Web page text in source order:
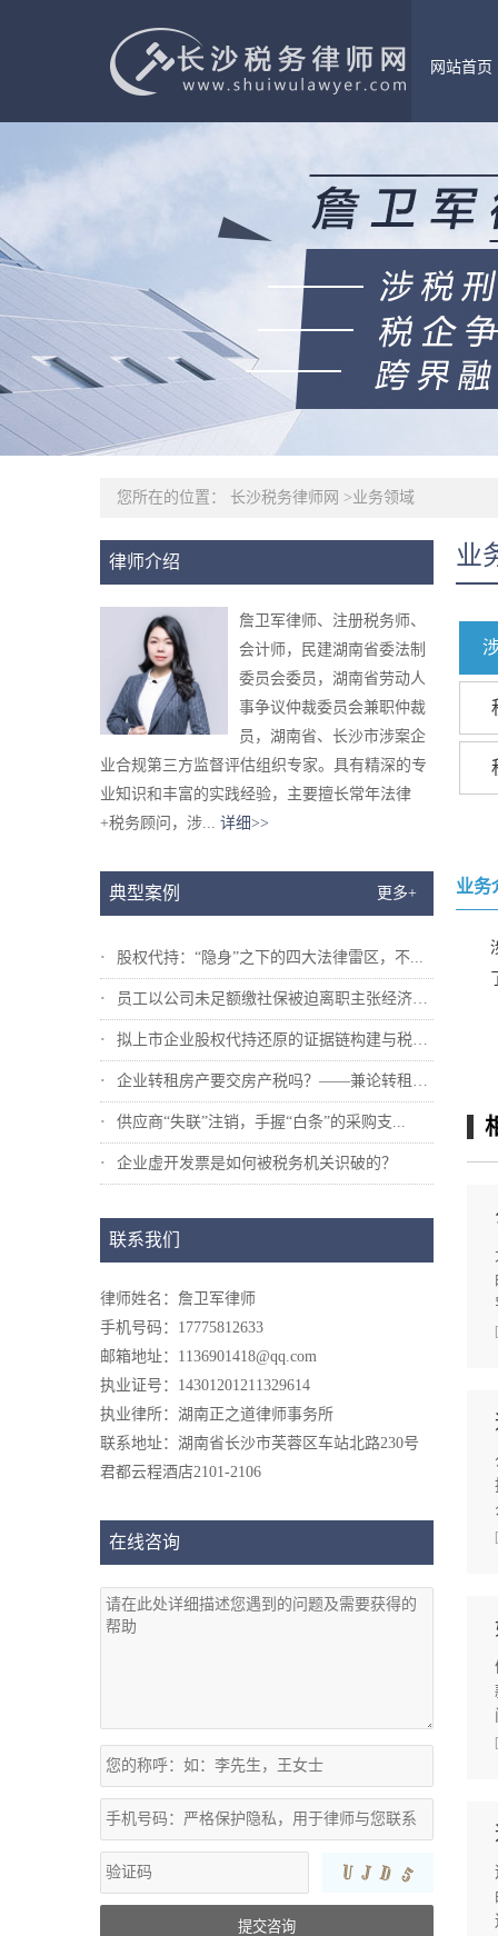
网站首页
您所在的位置： 长沙税务律师网 >业务领域
律师介绍
詹卫军律师、注册税务师、
会计师，民建湖南省委法制
委员会委员，湖南省劳动人
事争议仲裁委员会兼职仲裁
员，湖南省、长沙市涉案企
业合规第三方监督评估组织专家。具有精深的专
业知识和丰富的实践经验，主要擅长常年法律
+税务顾问，涉... 详细>>
典型案例 更多+
股权代持：“隐身”之下的四大法律雷区，不...
员工以公司未足额缴社保被迫离职主张经济补...
拟上市企业股权代持还原的证据链构建与税法...
企业转租房产要交房产税吗？——兼论转租业...
供应商“失联”注销，手握“白条”的采购支...
企业虚开发票是如何被税务机关识破的？
联系我们
律师姓名：詹卫军律师
手机号码：17775812633
邮箱地址：1136901418@qq.com
执业证号：14301201211329614
执业律所：湖南正之道律师事务所
联系地址：湖南省长沙市芙蓉区车站北路230号
君都云程酒店2101-2106
在线咨询
提交咨询
业
业务